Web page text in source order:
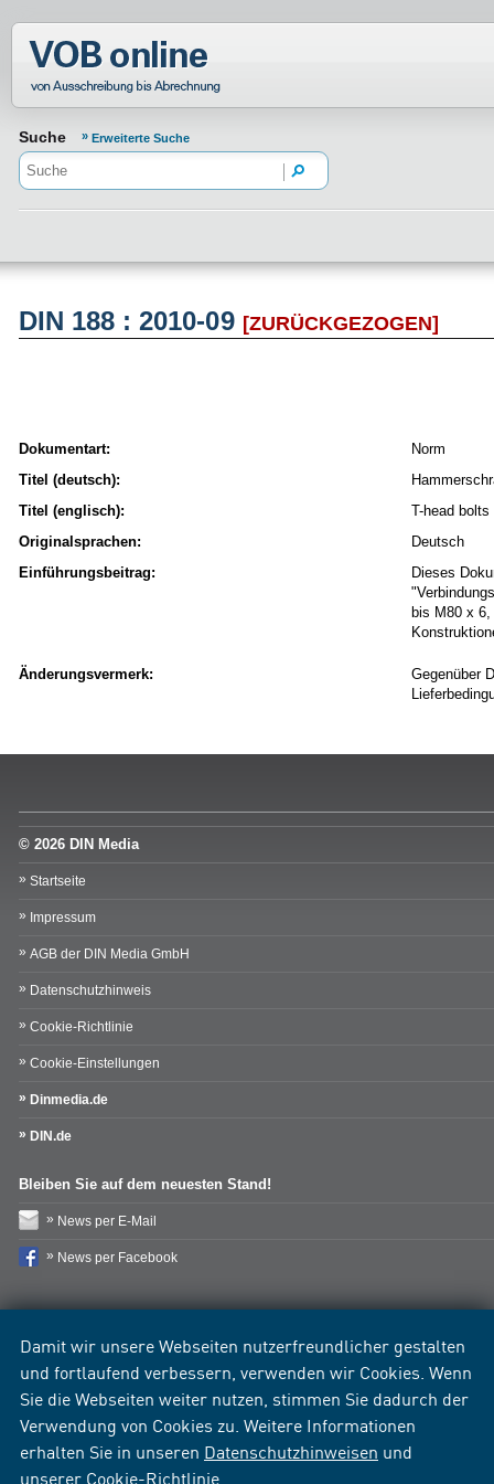
Damit wir unsere Webseiten nutzerfreundlicher gestalten
und fortlaufend verbessern, verwenden wir Cookies. Wenn
Sie die Webseiten weiter nutzen, stimmen Sie dadurch der
Verwendung von Cookies zu. Weitere Informationen
erhalten Sie in unseren Datenschutzhinweisen und
unserer Cookie-Richtlinie
Normenportal Barrierefreiheit
Suche Erweiterte Suche
DIN 188 : 2010-09 [ZURÜCKGEZOGEN]
Dokumentart:
Norm
Titel (deutsch):
Titel (englisch):
T-head
Originalsprachen:
Deutsch
Einführungsbeitrag:
Dieses
bis M80 x
Änderungsvermerk:
Gegenüber
© 2026 DIN Media
Startseite
Impressum
AGB der DIN Media GmbH
Datenschutzhinweis
Cookie-Richtlinie
Cookie-Einstellungen
Dinmedia.de
DIN.de
Bleiben Sie auf dem neuesten Stand!
News per E-Mail
News per Facebook